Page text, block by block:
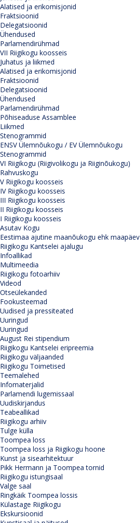
Alatised ja erikomisjonid
Fraktsioonid
Delegatsioonid
Ühendused
Parlamendirühmad
VII Riigikogu koosseis
Juhatus ja liikmed
Alatised ja erikomisjonid
Fraktsioonid
Delegatsioonid
Ühendused
Parlamendirühmad
Põhiseaduse Assamblee
Liikmed
Stenogrammid
ENSV Ülemnõukogu / EV Ülemnõukogu
Stenogrammid
VI Riigikogu (Riigivolikogu ja Riiginõukogu)
Rahvuskogu
V Riigikogu koosseis
IV Riigikogu koosseis
III Riigikogu koosseis
II Riigikogu koosseis
I Riigikogu koosseis
Asutav Kogu
Eestimaa ajutine maanõukogu ehk maapäev
Riigikogu Kantselei ajalugu
Infoallikad
Multimeedia
Riigikogu fotoarhiiv
Videod
Otseülekanded
Fookusteemad
Uudised ja pressiteated
Uuringud
Uuringud
August Rei stipendium
Riigikogu Kantselei eripreemia
Riigikogu väljaanded
Riigikogu Toimetised
Teemalehed
Infomaterjalid
Parlamendi lugemissaal
Uudiskirjandus
Teabeallikad
Riigikogu arhiiv
Tulge külla
Toompea loss
Toompea loss ja Riigikogu hoone
Kunst ja sisearhitektuur
Pikk Hermann ja Toompea tornid
Riigikogu istungisaal
Valge saal
Ringkäik Toompea lossis
Külastage Riigikogu
Ekskursioonid